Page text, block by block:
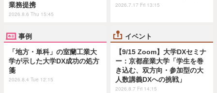
業務提携
2026.8.6 Thu 15:45
2026.7.17 Fri 13:15
事例
「地方・単科」の室蘭工業大
学が示した大学DX成功の処方
箋
2026.8.4 Tue 12:15
イベント
【9/15 Zoom】大学DXセミナ
ー：京都産業大学「学生を巻
き込む、双方向・参加型の大
人数講義DXへの挑戦」
2026.8.7 Fri 14:15